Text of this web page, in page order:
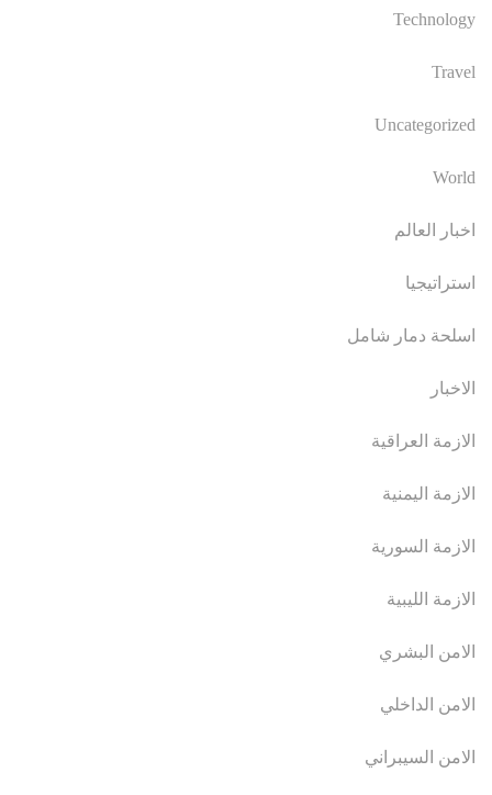
Technology
Travel
Uncategorized
World
اخبار العالم
استراتيجيا
اسلحة دمار شامل
الاخبار
الازمة العراقية
الازمة اليمنية
الازمة السورية
الازمة الليبية
الامن البشري
الامن الداخلي
الامن السيبراني